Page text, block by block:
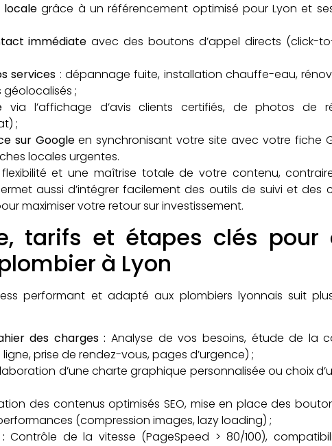
grâce à un référencement optimisé pour Lyon et
immédiate avec des boutons d’appel directs (click-
services : dépannage fuite, installation chauffe-eau,
;
via l’affichage d’avis clients certifiés, de photos de
;
sur Googleen synchronisant votre site avec votre fiche
locales urgentes.
et une maîtrise totale de votre contenu,
aussi d’intégrer facilement des outils de suivi et des
maximiser votre retour sur investissement.
tarifs et étapes clés pour
à Lyon
performant et adapté aux plombiers lyonnais suit
des charges : Analyse de vos besoins, étude de la
prise de rendez-vous, pages d’urgence) ;
d’une charte graphique personnalisée ou choix
des contenus optimisés SEO, mise en place des
(compression images, lazy loading) ;
Contrôle de la vitesse (PageSpeed > 80/100),